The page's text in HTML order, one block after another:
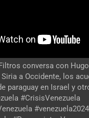
conversa con
a Occidente, los
paraguay en Israel y
#CrisisVenezuela
#venezuela2024